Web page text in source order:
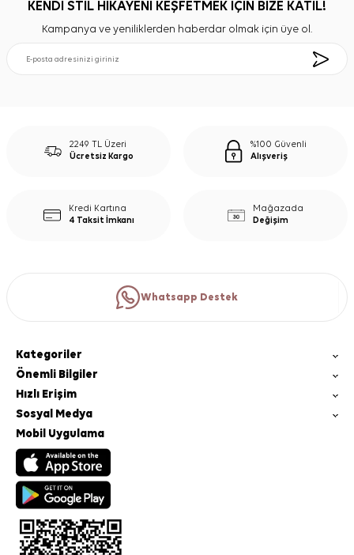
KENDİ STİL HİKAYENİ KEŞFETMEK İÇİN BİZE KATIL!
Kampanya ve yeniliklerden haberdar olmak için üye ol.
2249 TL Üzeri
Ücretsiz Kargo
%100 Güvenli
Alışveriş
Kredi Kartına
4 Taksit İmkanı
Mağazada
Değişim
Whatsapp Destek
Kategoriler
Önemli Bilgiler
Hızlı Erişim
Sosyal Medya
Mobil Uygulama